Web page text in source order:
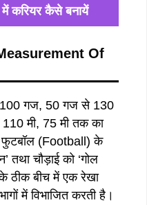
करियर कैसे बनायें
Of
100 गज, 50 गज से 130
मी, 75 मी तक का
फुटबॉल (Football) के
तथा चौड़ाई को ‘गोल
ठीक बीच में एक रेखा
में विभाजित करती है।